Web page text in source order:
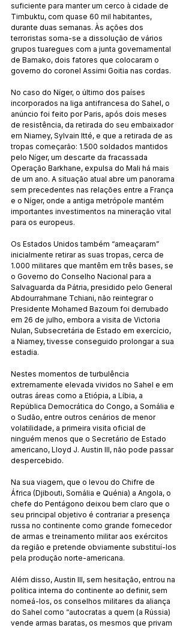
suficiente para manter um cerco à cidade de
Timbuktu, com quase 60 mil habitantes,
durante duas semanas. Às ações dos
terroristas soma-se a dissolução de vários
grupos tuaregues com a junta governamental
de Bamako, dois fatores que colocaram o
governo do coronel Assimi Goitia nas cordas.
No caso do Níger, o último dos países
incorporados na liga antifrancesa do Sahel, o
anúncio foi feito por Paris, após dois meses
de resistência, da retirada do seu embaixador
em Niamey, Sylvain Itté, e que a retirada de as
tropas começarão: 1.500 soldados mantidos
pelo Níger, um descarte da fracassada
Operação Barkhane, expulsa do Mali há mais
de um ano. A situação atual abre um panorama
sem precedentes nas relações entre a França
e o Níger, onde a antiga metrópole mantém
importantes investimentos na mineração vital
para os europeus.
Os Estados Unidos também “ameaçaram”
inicialmente retirar as suas tropas, cerca de
1.000 militares que mantêm em três bases, se
o Governo do Conselho Nacional para a
Salvaguarda da Pátria, presidido pelo General
Abdourrahmane Tchiani, não reintegrar o
Presidente Mohamed Bazoum foi derrubado
em 26 de julho, embora a visita de Victoria
Nulan, Subsecretária de Estado em exercício,
a Niamey, tivesse conseguido prolongar a sua
estadia.
Nestes momentos de turbulência
extremamente elevada vividos no Sahel e em
outras áreas como a Etiópia, a Líbia, a
República Democrática do Congo, a Somália e
o Sudão, entre outros cenários de menor
volatilidade, a primeira visita oficial de
ninguém menos que o Secretário de Estado
americano, Lloyd J. Austin III, não pode passar
despercebido.
Na sua viagem, que o levou do Chifre de
África (Djibouti, Somália e Quénia) a Angola, o
chefe do Pentágono deixou bem claro que o
seu principal objetivo é contrariar a presença
russa no continente como grande fornecedor
de armas e treinamento militar aos exércitos
da região e pretende obviamente substituí-los
pela produção norte-americana.
Além disso, Austin III, sem hesitação, entrou na
política interna do continente ao definir, sem
nomeá-los, os conselhos militares da aliança
do Sahel como “autocratas a quem (a Rússia)
vende armas baratas, os mesmos que privam